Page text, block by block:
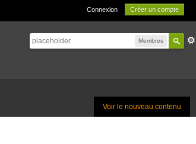
Connexion Créer un compte
Membres
Voir le nouveau contenu